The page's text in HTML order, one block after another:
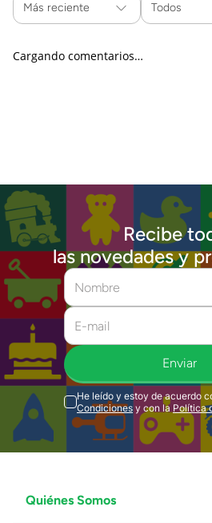
Más reciente Todos
Cargando comentarios…
Recibe
las novedades y
Enviar
He leído y estoy de acuerdo
Condiciones y con la Política
Quiénes Somos